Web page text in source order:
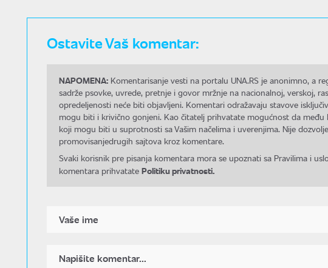
Ostavite Vaš komentar:
NAPOMENA: Komentarisanje vesti na portalu UNA.RS je anonimno, a
sadrže psovke, uvrede, pretnje i govor mržnje na nacionalnoj, verskoj,
opredeljenosti neće biti objavljeni. Komentari odražavaju stavove
mogu biti i krivično gonjeni. Kao čitatelj prihvatate mogućnost da
koji mogu biti u suprotnosti sa Vašim načelima i uverenjima. Nije
promovisanjedrugih sajtova kroz komentare.
Svaki korisnik pre pisanja komentara mora se upoznati sa Pravilima i
komentara prihvatate Politiku privatnosti.